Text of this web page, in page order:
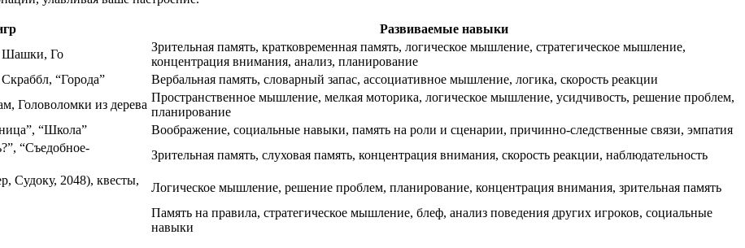
Развиваемые навыки
Шашки, Го
Зрительная память, кратковременная память, логическое мышление, стратегическое мышление,
концентрация внимания, анализ, планирование
“Города”
Вербальная память, словарный запас, ассоциативное мышление, логика, скорость реакции
Головоломки из дерева
Пространственное мышление, мелкая моторика, логическое мышление, усидчивость, решение проблем,
планирование
“Школа”
Воображение, социальные навыки, память на роли и сценарии, причинно-следственные связи, эмпатия
“Съедобное-
Зрительная память, слуховая память, концентрация внимания, скорость реакции, наблюдательность
Судоку, 2048), квесты,
Логическое мышление, решение проблем, планирование, концентрация внимания, зрительная память
Память на правила, стратегическое мышление, блеф, анализ поведения других игроков, социальные
навыки